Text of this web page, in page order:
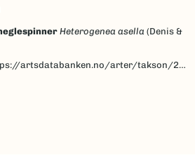
Heterogenea asella (Denis &
artsdatabanken.no/arter/takson/28827